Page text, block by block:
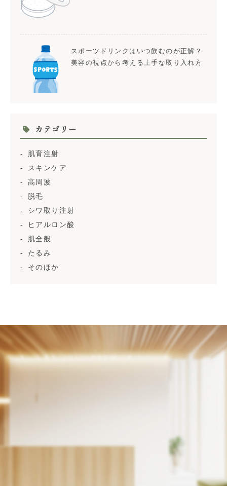
スポーツドリンクはいつ飲むのが正解？
美容の視点から考える上手な取り入れ方
カテゴリー
肌育注射
スキンケア
高周波
脱毛
シワ取り注射
ヒアルロン酸
肌全般
たるみ
そのほか